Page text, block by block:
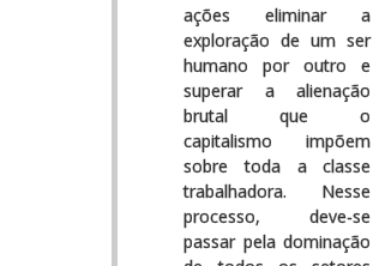
ações eliminar a
exploração de um ser
humano por outro e
superar a alienação
brutal que o
capitalismo impõem
sobre toda a classe
trabalhadora. Nesse
processo, deve-se
passar pela dominação